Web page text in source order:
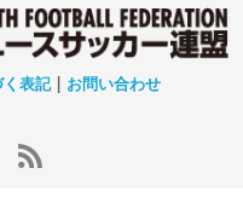
表記| お問い合わせ